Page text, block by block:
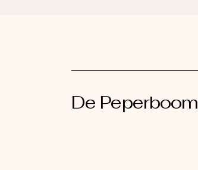
De Peperboom